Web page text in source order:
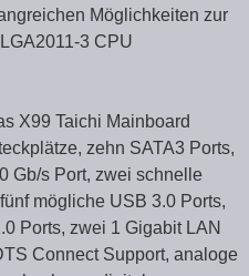
Möglichkeiten zur
3 CPU
X99 Taichi Mainboard
zehn SATA3 Ports,
Gb/s Port, zwei schnelle
mögliche USB 3.0 Ports,
Ports, zwei 1 Gigabit LAN
Connect Support, analoge